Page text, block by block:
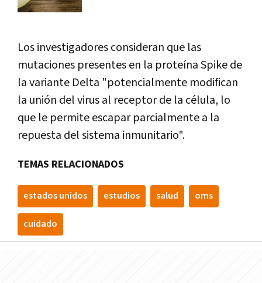
Los investigadores consideran que las
mutaciones presentes en la proteína Spike de
la variante Delta "potencialmente modifican
la unión del virus al receptor de la célula, lo
que le permite escapar parcialmente a la
repuesta del sistema inmunitario".
TEMAS RELACIONADOS
estados unidos estudios salud oms
cuidado